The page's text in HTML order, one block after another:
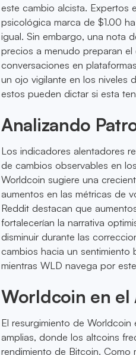
este cambio alcista. Expertos
psicológica marca de $1.00
igual. Sin embargo, una nota
precios a menudo preparan
conversaciones en
un ojo vigilante en los niveles
estos pueden dictar si esta
Analizando
Los indicadores alentadores
de cambios observables en
Worldcoin sugiere una
aumentos en las métricas de
Reddit destacan que
fortalecerían la narrativa
disminuir durante las
cambios hacia un sentimiento
mientras WLD navega por
Worldcoin en el
El resurgimiento de
amplias, donde los altcoins
rendimiento de Bitcoin. Como